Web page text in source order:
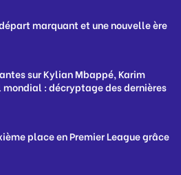
marquant et une nouvelle ère
sur Kylian Mbappé, Karim
: décryptage des dernières
place en Premier League grâce